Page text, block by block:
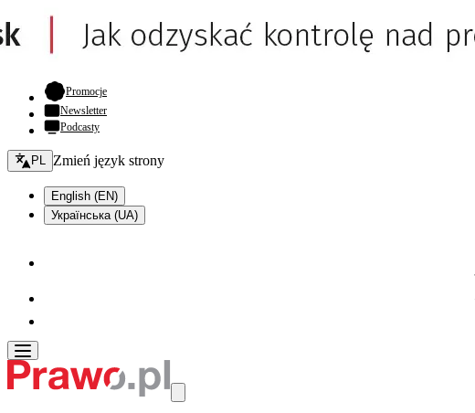
Promocje- otwiera się w nowej karcie
Newsletter
Podcasty
Zmień język - bieżący:
PL Zmień język strony
English (EN)
Українська (UA)